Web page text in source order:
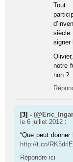
Tout
siècle
signer
notre
non ?
[3] -
le 6 juillet 2012 :
“Que peut
http://t.co/
Répondre ici